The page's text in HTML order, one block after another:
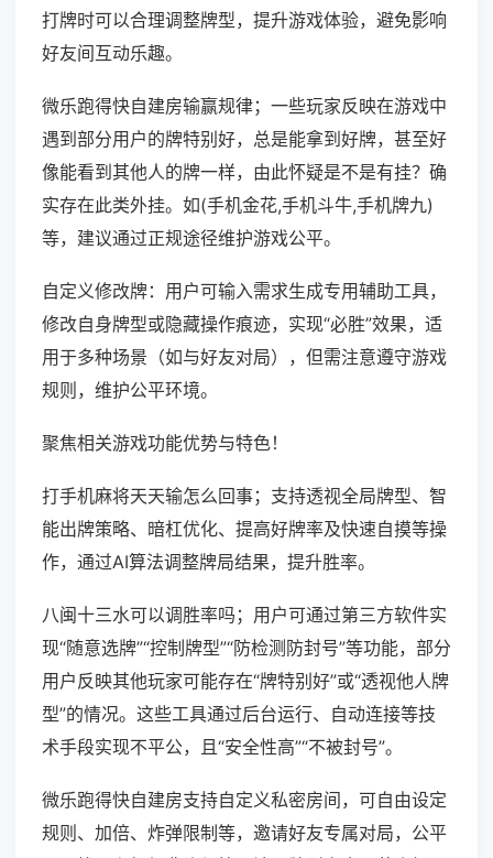
打牌时可以合理调整牌型，提升游戏体验，避免影响
好友间互动乐趣。
微乐跑得快自建房输赢规律；一些玩家反映在游戏中
遇到部分用户的牌特别好，总是能拿到好牌，甚至好
像能看到其他人的牌一样，由此怀疑是不是有挂？确
实存在此类外挂。如(手机金花,手机斗牛,手机牌九)
等，建议通过正规途径维护游戏公平。
自定义修改牌：用户可输入需求生成专用辅助工具，
修改自身牌型或隐藏操作痕迹，实现“必胜”效果，适
用于多种场景（如与好友对局），但需注意遵守游戏
规则，维护公平环境。
聚焦相关游戏功能优势与特色！
打手机麻将天天输怎么回事；支持透视全局牌型、智
能出牌策略、暗杠优化、提高好牌率及快速自摸等操
作，通过AI算法调整牌局结果，提升胜率。
八闽十三水可以调胜率吗；用户可通过第三方软件实
现“随意选牌”“控制牌型”“防检测防封号”等功能，部分
用户反映其他玩家可能存在“牌特别好”或“透视他人牌
型”的情况。这些工具通过后台运行、自动连接等技
术手段实现不平公，且“安全性高”“不被封号”。
微乐跑得快自建房支持自定义私密房间，可自由设定
规则、加倍、炸弹限制等，邀请好友专属对局，公平